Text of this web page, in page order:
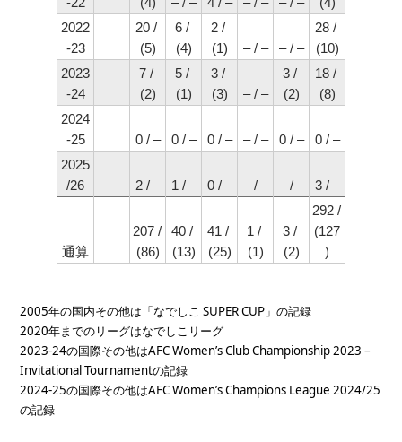
-22 (4) – / – 4 / – – / – – / –
(4)
2022
-23
20 /
(5)
6 /
(4)
2 /
(1)
– / – – / –
28 /
(10)
2023
-24
7 /
(2)
5 /
(1)
3 /
(3)
– / –
3 /
(2)
18 /
(8)
2024
-25
0 / – 0 / – 0 / – – / – 0 / –
0 / –
2025
/26
2 / – 1 / – 0 / – – / – – / – 3 / –
通算
207 /
(86)
40 /
(13)
41 /
(25)
1 /
(1)
3 /
(2)
292 /
(127
)
2005年の国内その他は「なでしこ SUPER CUP」の記録
2020年までのリーグはなでしこリーグ
2023-24の国際その他はAFC Women’s Club Championship 2023 –
Invitational Tournamentの記録
2024-25の国際その他はAFC Women’s Champions League 2024/25
の記録